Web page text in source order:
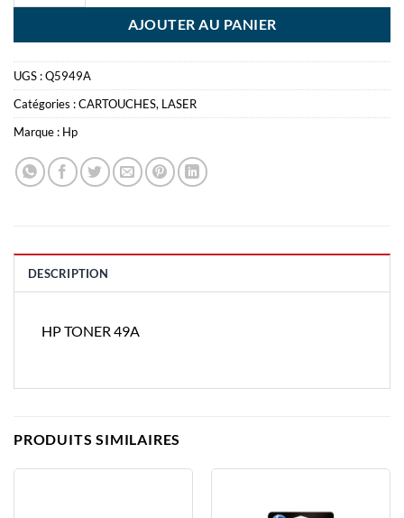
AJOUTER AU PANIER
UGS :Q5949A
Catégories :CARTOUCHES, LASER
Marque : Hp
DESCRIPTION
HP TONER 49A
PRODUITS SIMILAIRES